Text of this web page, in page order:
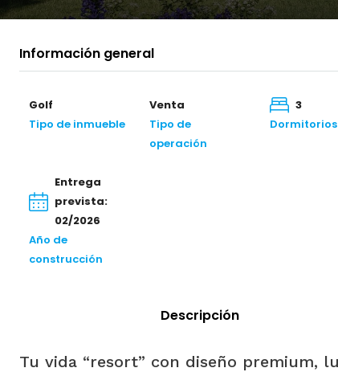
Información general
Golf
Tipo de inmueble
Venta
Tipo de
operación
3
Dormitorios
Entrega
prevista:
02/2026
Año de
construcción
Descripción
Tu vida “resort” con diseño premium,